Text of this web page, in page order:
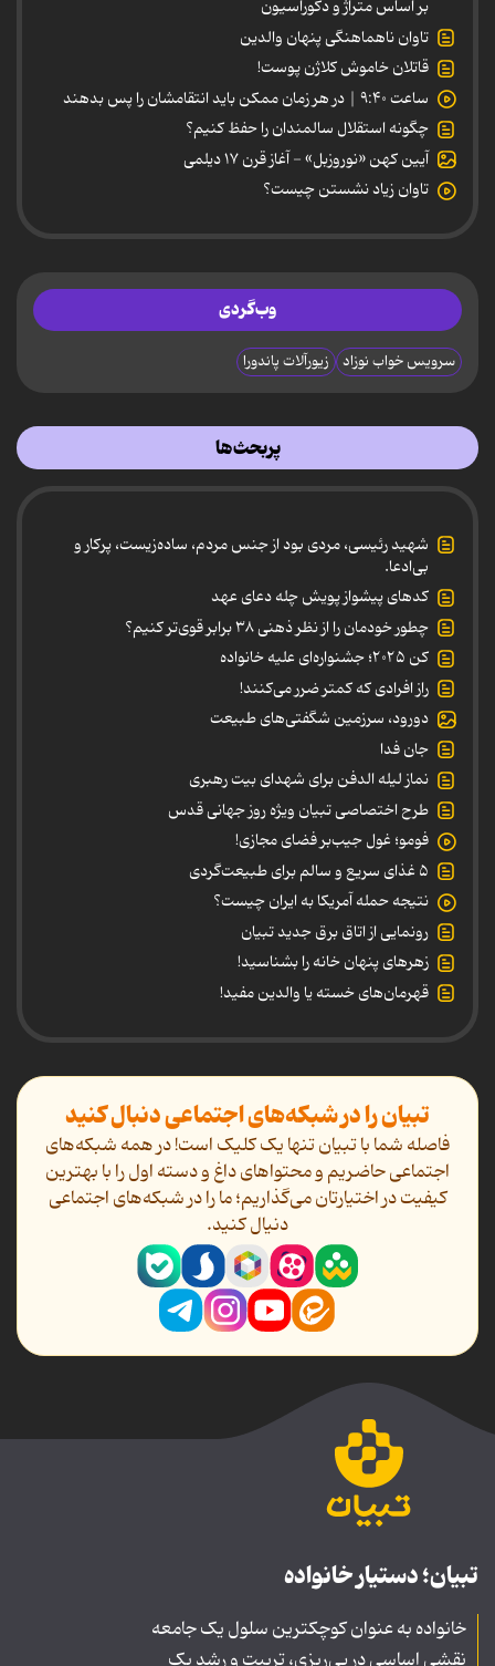
بر اساس متراژ و دکوراسیون
تاوان ناهماهنگی پنهان والدین
قاتلان خاموش کلاژن پوست!
ساعت ۹:۴۰ | در هر زمان ممکن باید انتقامشان را پس بدهند
چگونه استقلال سالمندان را حفظ کنیم؟
آیین کهن «نوروزبل» - آغاز قرن ۱۷ دیلمی
تاوان زیاد نشستن چیست؟
وب‌گردی
سرویس خواب نوزاد زیورآلات پاندورا
پربحث‌ها
شهید رئیسی، مردی بود از جنس مردم، ساده‌زیست، پرکار و
بی‌ادعا.
کدهای پیشواز پویش چله دعای عهد
چطور خودمان را از نظر ذهنی ۳۸ برابر قوی‌تر کنیم؟
کن ۲۰۲۵؛ جشنواره‌ای علیه خانواده
راز افرادی که کمتر ضرر می‌کنند!
دورود، سرزمین شگفتی‌های طبیعت
جان فدا
نماز لیله الدفن برای شهدای بیت رهبری
طرح اختصاصی تبیان ویژه روز جهانی قدس
فومو؛ غول جیب‌بر فضای مجازی!
۵ غذای سریع و سالم برای طبیعت‌گردی
نتیجه حمله آمریکا به ایران چیست؟
رونمایی از اتاق برق جدید تبیان
زهرهای پنهان خانه را بشناسید!
قهرمان‌های خسته یا والدین مفید!
تبیان را در شبکه‌های اجتماعی دنبال کنید
فاصله شما با تبیان تنها یک کلیک است! در همه شبکه‌های
اجتماعی حاضریم و محتواهای داغ و دسته اول را با بهترین
کیفیت در اختیارتان می‌گذاریم؛ ما را در شبکه‌های اجتماعی
دنیال کنید.
تبیان؛ دستیار خانواده
خانواده به عنوان کوچکترین سلول یک جامعه
نقشی اساسی در پی‌ریزی، تربیت و رشد یک